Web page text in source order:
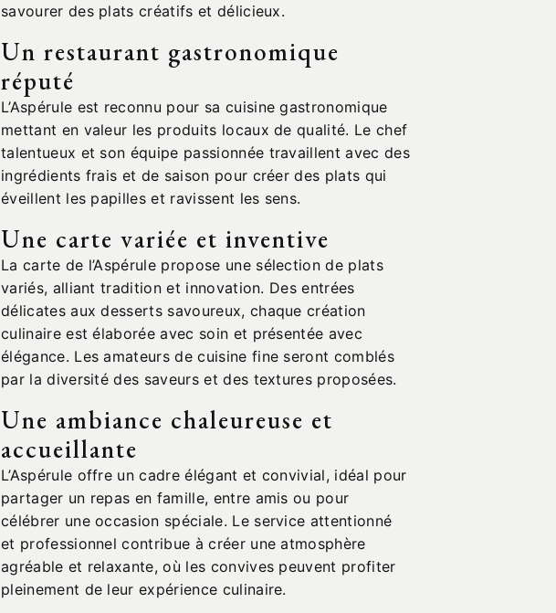
savourer des plats créatifs et délicieux.
Un restaurant gastronomique
réputé
L’Aspérule est reconnu pour sa cuisine gastronomique
mettant en valeur les produits locaux de qualité. Le chef
talentueux et son équipe passionnée travaillent avec des
ingrédients frais et de saison pour créer des plats qui
éveillent les papilles et ravissent les sens.
Une carte variée et inventive
La carte de l’Aspérule propose une sélection de plats
variés, alliant tradition et innovation. Des entrées
délicates aux desserts savoureux, chaque création
culinaire est élaborée avec soin et présentée avec
élégance. Les amateurs de cuisine fine seront comblés
par la diversité des saveurs et des textures proposées.
Une ambiance chaleureuse et
accueillante
L’Aspérule offre un cadre élégant et convivial, idéal pour
partager un repas en famille, entre amis ou pour
célébrer une occasion spéciale. Le service attentionné
et professionnel contribue à créer une atmosphère
agréable et relaxante, où les convives peuvent profiter
pleinement de leur expérience culinaire.